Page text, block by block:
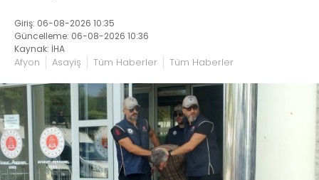
Giriş: 06-08-2026 10:35
Güncelleme: 06-08-2026 10:36
Kaynak: İHA
Afyon Asayiş Tüm Haberler Tüm Haberler